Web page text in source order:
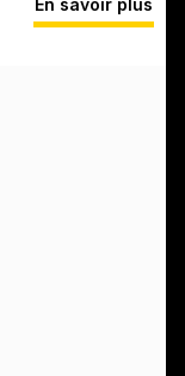
En savoir plus